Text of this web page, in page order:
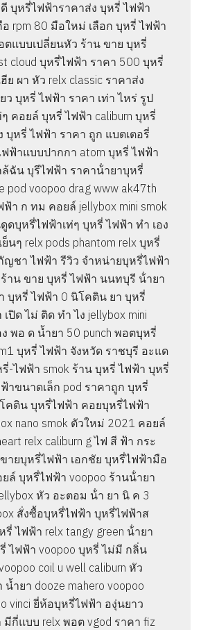
บุหรี่ไฟฟ้าราคาส่ง บุหรี่ ไฟฟ้า
rpm 80 มือใหม่ เลือก บุหรี่ ไฟฟ้า
ตแบบเปลี่ยนหัว ร้าน ขาย บุหรี่
cloud บุหรี่ไฟฟ้า ราคา 500 บุหรี่
ย ผา หัว relx classic ราคาส่ง
ว บุหรี่ ไฟฟ้า ราคา เท่า ไหร่ รูป
คอยล์ บุหรี่ ไฟฟ้า caliburn บุหรี่
บุหรี่ ไฟฟ้า ราคา ถูก แบตเตอรี่
ฟ้าแบบปากกา atom บุหรี่ ไฟฟ้า
ฉัน บุรีไฟฟ้า ราคาน้ํายาบุหรี่
pod voopoo drag www ak47th
า ก ทม คอยล์ jellybox mini smok
ดบุหรี่ไฟฟ้าเท่ๆ บุหรี่ ไฟฟ้า ทํา เอง
นๆ relx pods phantom relx บุหรี่
ชา ไฟฟ้า รีวิว จําหน่ายบุหรี่ไฟฟ้า
าน ขาย บุหรี่ ไฟฟ้า นนทบุรี น้ํายา
บุหรี่ ไฟฟ้า 0 นิโคติน ยา บุหรี่
ปิด ไม่ ติด ทํา ไง jellybox mini
ง พอ ด น้ำยา 50 punch พอตบุหรี่
บุหรี่ ไฟฟ้า จังหวัด ราชบุรี อะแด
รี่-ไฟฟ้า smok ร้าน บุหรี่ ไฟฟ้า บุหรี่
าขนาดเล็ก pod ราคาถูก บุหรี่
คติน บุหรี่ไฟฟ้า คอยบุหรี่ไฟฟ้า
nano smok ตัวใหม่ 2021 คอยล์
relx caliburn g ไฟ สี ฟ้า กระ
ายบุหรี่ไฟฟ้า เอกชัย บุหรี่ไฟฟ้ามือ
ล์ บุหรี่ไฟฟ้า voopoo ร้านน้ํายา
หัว อะตอม น้ํา ยา นิ ค 3
สั่งซื้อบุหรี่ไฟฟ้า บุหรี่ไฟฟ้าส
ไฟฟ้า relx tangy green น้ํายา
ไฟฟ้า voopoo บุหรี่ ไม่มี กลิ่น
coil u well caliburn หัว
น้ำยา dooze mahero voopoo
vinci ยี่ห้อบุหรี่ไฟฟ้า องุ่นยาว
กี่แบบ relx พอต vgod ราคา fiz